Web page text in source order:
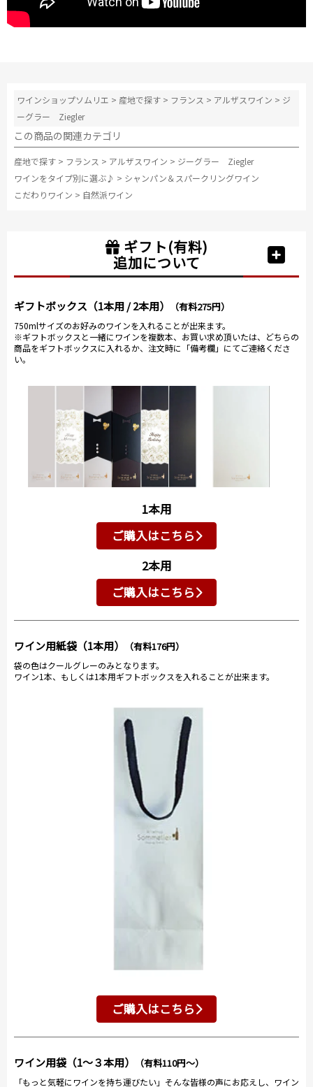
ワインショップソムリエ > 産地で探す > フランス > アルザスワイン > ジ
ーグラー Ziegler
この商品の関連カテゴリ
産地で探す > フランス > アルザスワイン > ジーグラー Ziegler
ワインをタイプ別に選ぶ♪ > シャンパン＆スパークリングワイン
こだわりワイン > 自然派ワイン
ギフト(有料)
追加について
ギフトボックス（1本用 / 2本用） （有料275円）
750mlサイズのお好みのワインを入れることが出来ます。
※ギフトボックスと一緒にワインを複数本、お買い求め頂いたは、どちらの
商品をギフトボックスに入れるか、注文時に「備考欄」にてご連絡くださ
い。
1本用
ご購入はこちら
2本用
ご購入はこちら
ワイン用紙袋（1本用） （有料176円）
袋の色はクールグレーのみとなります。
ワイン1本、もしくは1本用ギフトボックスを入れることが出来ます。
ご購入はこちら
ワイン用袋（1～３本用） （有料110円～）
「もっと気軽にワインを持ち運びたい」そんな皆様の声にお応えし、ワイン